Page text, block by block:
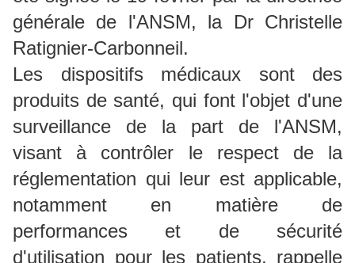
générale de l'ANSM, la Dr Christelle
Ratignier-Carbonneil.
Les dispositifs médicaux sont des
produits de santé, qui font l'objet d'une
surveillance de la part de l'ANSM,
visant à contrôler le respect de la
réglementation qui leur est applicable,
notamment en matière de
performances et de sécurité
d'utilisation pour les patients, rappelle